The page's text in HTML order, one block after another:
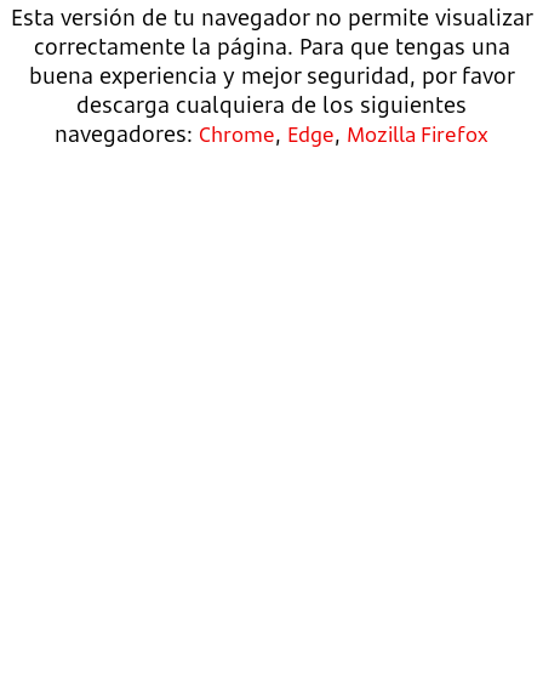
Esta versión de tu navegador no permite visualizar
correctamente la página. Para que tengas una
buena experiencia y mejor seguridad, por favor
descarga cualquiera de los siguientes
navegadores: Chrome, Edge, Mozilla Firefox